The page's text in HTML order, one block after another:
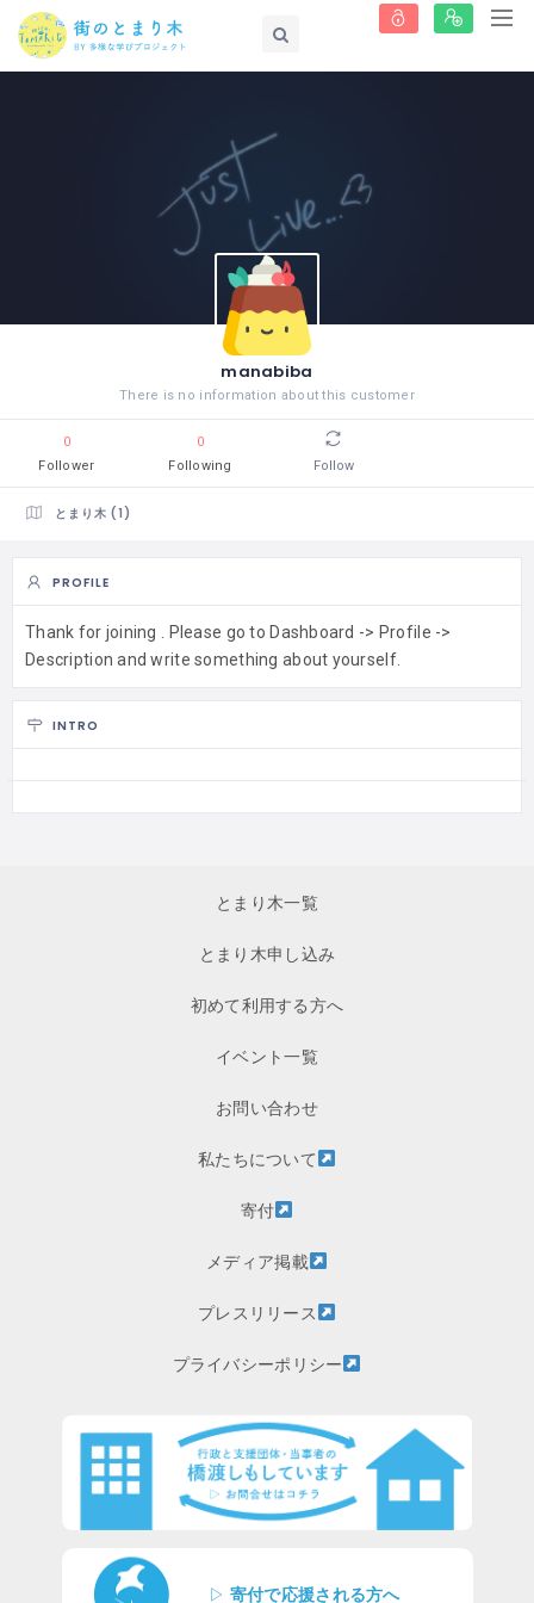
manabiba
There is no information about this customer
0
Follower
0
Following
Follow
とまり木 (1)
PROFILE
Thank for joining . Please go to Dashboard -> Profile ->
Description and write something about yourself.
INTRO
とまり木一覧
とまり木申し込み
初めて利用する方へ
イベント一覧
お問い合わせ
私たちについて
寄付
メディア掲載
プレスリリース
プライバシーポリシー
▷ 寄付で応援される方へ